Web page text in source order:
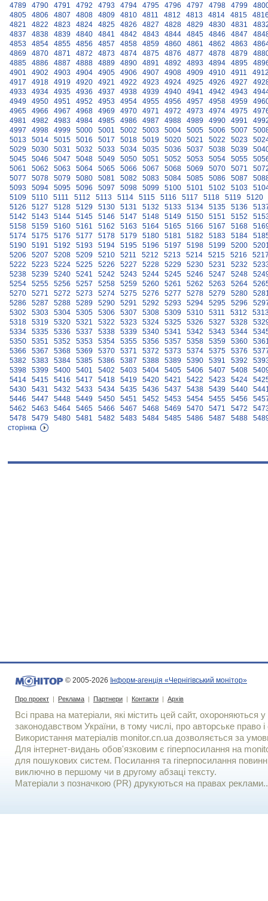
4789 4790 4791 4792 4793 4794 4795 4796 4797 4798 4799
4805
4806 4807 4808 4809 4810 4811 4812 4813 4814 4815
4821
4822 4823 4824 4825 4826 4827 4828 4829 4830 4831
4837
4838 4839 4840 4841 4842 4843 4844 4845 4846 4847
4853
4854 4855 4856 4857 4858 4859 4860 4861 4862 4863
4869
4870 4871 4872 4873 4874 4875 4876 4877 4878 4879
4885
4886 4887 4888 4889 4890 4891 4892 4893 4894 4895
4901
4902 4903 4904 4905 4906 4907 4908 4909 4910 4911
4917
4918 4919 4920 4921 4922 4923 4924 4925 4926 4927
4933
4934 4935 4936 4937 4938 4939 4940 4941 4942 4943
4949
4950 4951 4952 4953 4954 4955 4956 4957 4958 4959
4965
4966 4967 4968 4969 4970 4971 4972 4973 4974 4975
4981
4982 4983 4984 4985 4986 4987 4988 4989 4990 4991
4997
4998 4999 5000 5001 5002 5003 5004 5005 5006 5007
5013
5014 5015 5016 5017 5018 5019 5020 5021 5022 5023
5029
5030 5031 5032 5033 5034 5035 5036 5037 5038 5039
5045
5046 5047 5048 5049 5050 5051 5052 5053 5054 5055
5061
5062 5063 5064 5065 5066 5067 5068 5069 5070 5071
5077
5078 5079 5080 5081 5082 5083 5084 5085 5086 5087
5093
5094 5095 5096 5097 5098 5099 5100 5101 5102 5103
5109
5110 5111 5112 5113 5114 5115 5116 5117 5118 5119
5120
5126
5127 5128 5129 5130 5131 5132 5133 5134 5135 5136
5142
5143 5144 5145 5146 5147 5148 5149 5150 5151 5152
5158
5159 5160 5161 5162 5163 5164 5165 5166 5167 5168
5174
5175 5176 5177 5178 5179 5180 5181 5182 5183 5184
5190
5191 5192 5193 5194 5195 5196 5197 5198 5199 5200
5206
5207 5208 5209 5210 5211 5212 5213 5214 5215 5216
5222
5223 5224 5225 5226 5227 5228 5229 5230 5231 5232
5238
5239 5240 5241 5242 5243 5244 5245 5246 5247 5248
5254
5255 5256 5257 5258 5259 5260 5261 5262 5263 5264
5270
5271 5272 5273 5274 5275 5276 5277 5278 5279 5280
5286
5287 5288 5289 5290 5291 5292 5293 5294 5295 5296
5302
5303 5304 5305 5306 5307 5308 5309 5310 5311 5312
5318
5319 5320 5321 5322 5323 5324 5325 5326 5327 5328
5334
5335 5336 5337 5338 5339 5340 5341 5342 5343 5344
5350
5351 5352 5353 5354 5355 5356 5357 5358 5359 5360
5366
5367 5368 5369 5370 5371 5372 5373 5374 5375 5376
5382
5383 5384 5385 5386 5387 5388 5389 5390 5391 5392
5398
5399 5400 5401 5402 5403 5404 5405 5406 5407 5408
5414
5415 5416 5417 5418 5419 5420 5421 5422 5423 5424
5430
5431 5432 5433 5434 5435 5436 5437 5438 5439 5440
5446
5447 5448 5449 5450 5451 5452 5453 5454 5455 5456
5462
5463 5464 5465 5466 5467 5468 5469 5470 5471 5472
5478
5479 5480 5481 5482 5483 5484 5485 5486 5487 5488
сторінка
© 2005-2026 Інформ-агенція «Чернігівський монітор»
Про проект | Реклама | Партнери | Контакти | Архів
Всі права на матеріали, які містить цей сайт, охороняються у
законодавством України, в тому числі, про авторське право і
Використання матерiалiв monitor.cn.ua дозволяється за
Для iнтернет-видань обов'язковим є гiперпосилання на
для пошукових систем. Посилання та гіперпосилання
виключно в першому чи в другому абзаці тексту.
Матеріали з позначкою (PR) друкуються на правах реклами..